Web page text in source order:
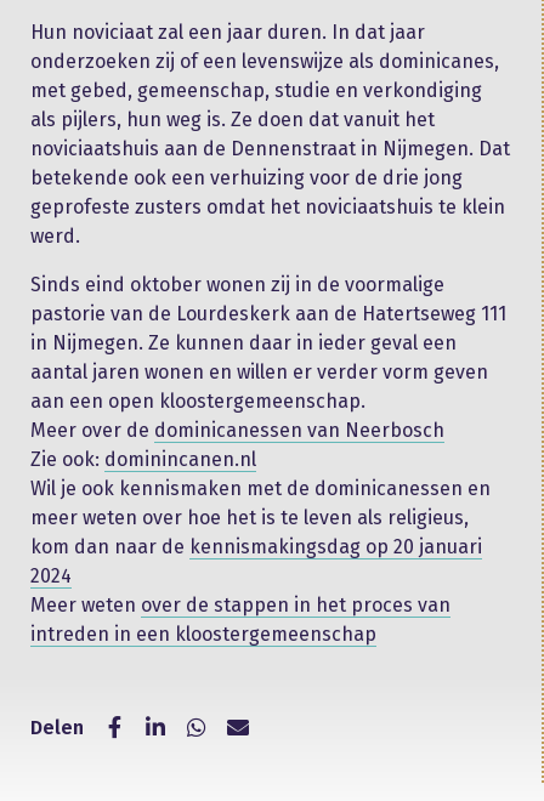
Hun noviciaat zal een jaar duren. In dat jaar
onderzoeken zij of een levenswijze als dominicanes,
met gebed, gemeenschap, studie en verkondiging
als pijlers, hun weg is. Ze doen dat vanuit het
noviciaatshuis aan de Dennenstraat in Nijmegen. Dat
betekende ook een verhuizing voor de drie jong
geprofeste zusters omdat het noviciaatshuis te klein
werd.
Sinds eind oktober wonen zij in de voormalige
pastorie van de Lourdeskerk aan de Hatertseweg 111
in Nijmegen. Ze kunnen daar in ieder geval een
aantal jaren wonen en willen er verder vorm geven
aan een open kloostergemeenschap.
Meer over de dominicanessen van Neerbosch
Zie ook: dominincanen.nl
Wil je ook kennismaken met de dominicanessen en
meer weten over hoe het is te leven als religieus,
kom dan naar de kennismakingsdag op 20 januari
2024
Meer weten over de stappen in het proces van
intreden in een kloostergemeenschap
Delen